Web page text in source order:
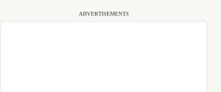
ADVERTISEMENTS